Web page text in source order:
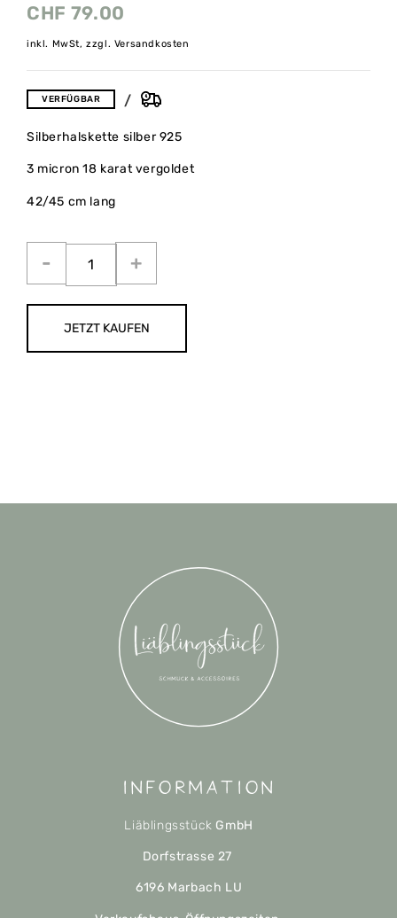
CHF 79.00
inkl. MwSt, zzgl. Versandkosten
VERFÜGBAR
Silberhalskette silber 925
3 micron 18 karat vergoldet
42/45 cm lang
JETZT KAUFEN
Information
Liäblingsstück GmbH
Dorfstrasse 27
6196 Marbach LU